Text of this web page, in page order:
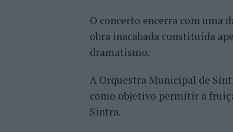
O concerto encerra com uma
obra inacabada constituída
dramatismo.
A Orquestra Municipal de
como objetivo permitir a
Sintra.